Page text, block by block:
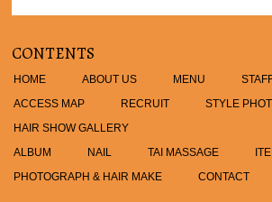
CONTENTS
HOME ABOUT US MENU
ACCESS MAP
RECRUIT
STYLE
HAIR SHOW GALLERY
ALBUM
NAIL TAI MASSAGE
PHOTOGRAPH & HAIR MAKE
CONTACT